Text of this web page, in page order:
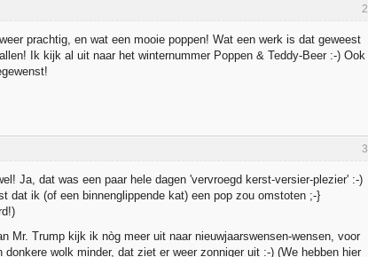
2
prachtig, en wat een mooie poppen! Wat een werk is dat geweest
Ik kijk al uit naar het winternummer Poppen & Teddy-Beer :-) Ook
3
Ja, dat was een paar hele dagen 'vervroegd kerst-versier-plezier' :-)
dat ik (of een binnenglippende kat) een pop zou omstoten ;-}
Mr. Trump kijk ik nòg meer uit naar nieuwjaarswensen-wensen, voor
donkere wolk minder, dat ziet er weer zonniger uit :-) (We hebben hier